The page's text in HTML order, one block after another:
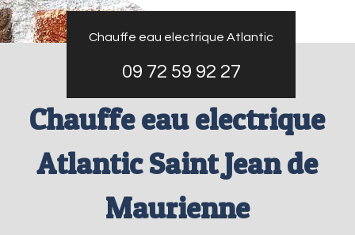
Chauffe eau electrique Atlantic
09 72 59 92 27
Chauffe eau electrique
Atlantic Saint Jean de
Maurienne